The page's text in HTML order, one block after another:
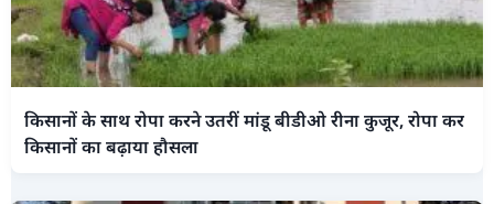
किसानों के साथ रोपा करने उतरीं मांडू बीडीओ रीना कुजूर, रोपा कर
किसानों का बढ़ाया हौसला